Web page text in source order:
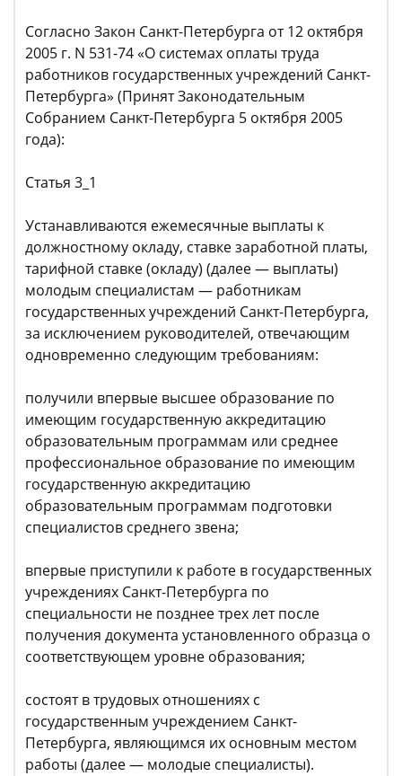
Согласно Закон Санкт-Петербурга от 12 октября
2005 г. N 531-74 «О системах оплаты труда
работников государственных учреждений Санкт-
Петербурга» (Принят Законодательным
Собранием Санкт-Петербурга 5 октября 2005
года):
Статья 3_1
Устанавливаются ежемесячные выплаты к
должностному окладу, ставке заработной платы,
тарифной ставке (окладу) (далее — выплаты)
молодым специалистам — работникам
государственных учреждений Санкт-Петербурга,
за исключением руководителей, отвечающим
одновременно следующим требованиям:
получили впервые высшее образование по
имеющим государственную аккредитацию
образовательным программам или среднее
профессиональное образование по имеющим
государственную аккредитацию
образовательным программам подготовки
специалистов среднего звена;
впервые приступили к работе в государственных
учреждениях Санкт-Петербурга по
специальности не позднее трех лет после
получения документа установленного образца о
соответствующем уровне образования;
состоят в трудовых отношениях с
государственным учреждением Санкт-
Петербурга, являющимся их основным местом
работы (далее — молодые специалисты).